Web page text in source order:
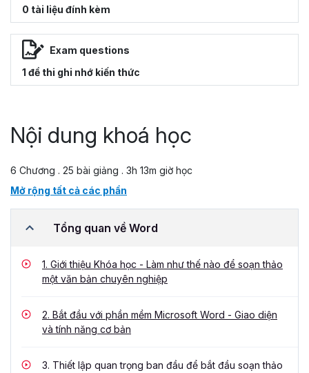
0 tài liệu đính kèm
Exam questions
1 đề thi ghi nhớ kiến thức
Nội dung khoá học
6 Chương . 25 bài giảng . 3h 13m giờ học
Mở rộng tất cả các phần
Tổng quan về Word
1. Giới thiệu Khóa học - Làm như thế nào để soạn thảo
một văn bản chuyên nghiệp
2. Bắt đầu với phần mềm Microsoft Word - Giao diện
và tính năng cơ bản
3. Thiết lập quan trọng ban đầu để bắt đầu soạn thảo